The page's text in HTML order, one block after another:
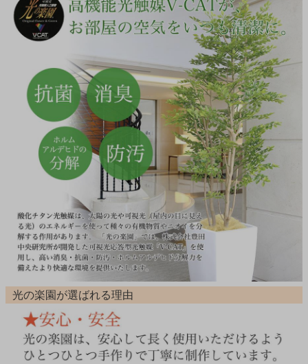
光の楽園が選ばれる理由